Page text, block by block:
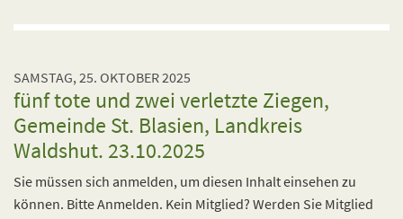
SAMSTAG, 25. OKTOBER 2025
fünf tote und zwei verletzte Ziegen,
Gemeinde St. Blasien, Landkreis
Waldshut. 23.10.2025
Sie müssen sich anmelden, um diesen Inhalt einsehen zu
können. Bitte Anmelden. Kein Mitglied? Werden Sie Mitglied